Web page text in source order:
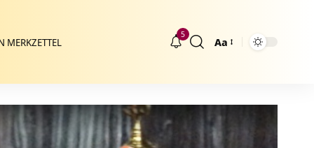
MERKZETTEL
5
Größenänderung
Aa